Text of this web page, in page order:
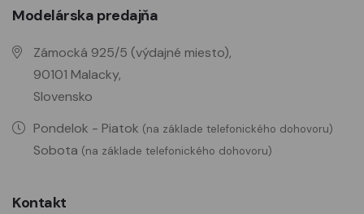
Modelárska predajňa
Zámocká 925/5 (výdajné miesto),
90101 Malacky,
Slovensko
Pondelok - Piatok (na základe telefonického dohovoru)
Sobota (na základe telefonického dohovoru)
Kontakt